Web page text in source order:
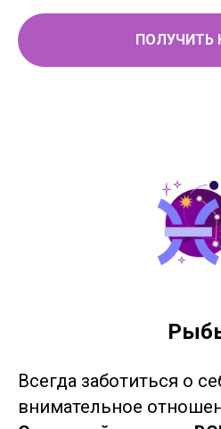
ПОЛУЧИТЬ
Всегда заботиться о
внимательное